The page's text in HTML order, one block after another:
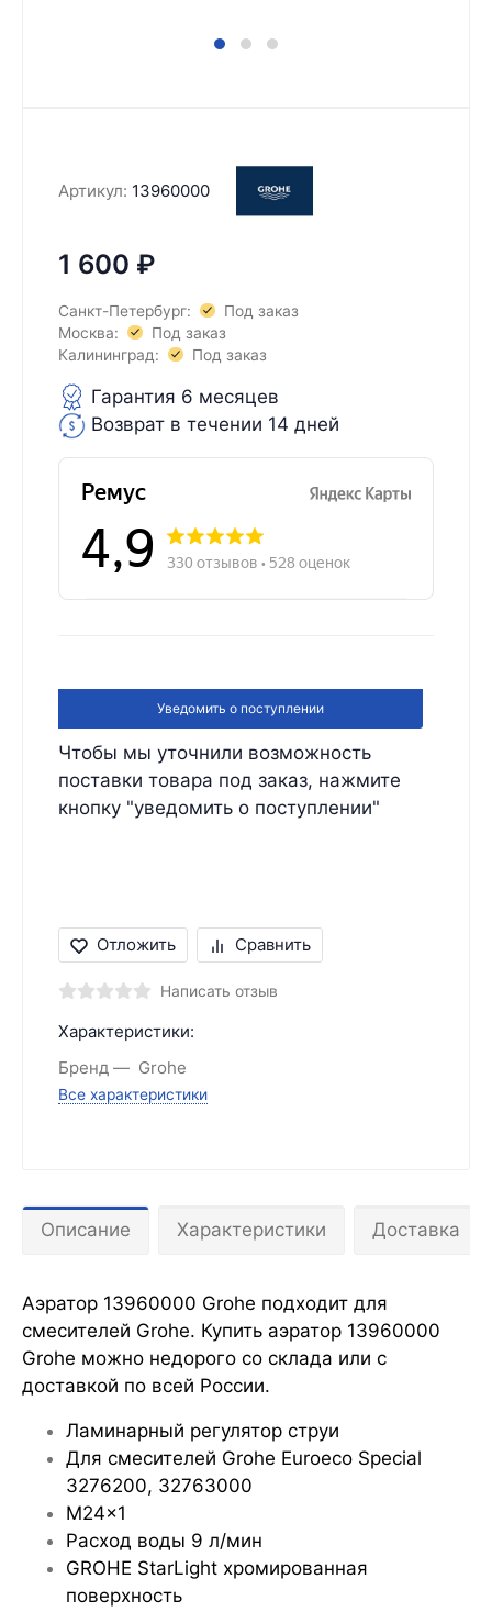
Артикул: 13960000
1 600 ₽
Санкт-Петербург:
Под заказ
Москва:
Под заказ
Калининград:
Под заказ
Гарантия 6 месяцев
Возврат в течении 14 дней
Уведомить о поступлении
Чтобы мы уточнили возможность
поставки товара под заказ, нажмите
кнопку "уведомить о поступлении"
Отложить Сравнить
Написать отзыв
Характеристики:
Бренд
Grohe
Все характеристики
Описание Характеристики Доставка
Аэратор 13960000 Grohe подходит для
смесителей Grohe. Купить аэратор 13960000
Grohe можно недорого со склада или с
доставкой по всей России.
Ламинарный регулятор струи
Для смесителей Grohe Euroeco Special
3276200, 32763000
M24x1
Расход воды 9 л/мин
GROHE StarLight хромированная
поверхность